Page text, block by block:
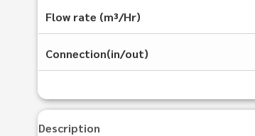
Flow rate (m³/Hr)
Connection(in/out)
Description